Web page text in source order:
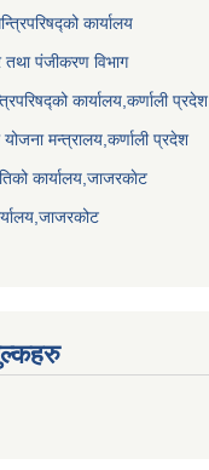
कार्यालय
तथा पंजीकरण विभाग
कार्यालय,कर्णाली प्रदेश
योजना मन्त्रालय,कर्णाली प्रदेश
कार्यालय,जाजरकाेट